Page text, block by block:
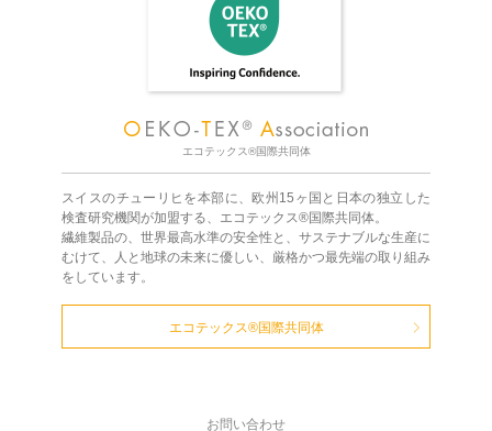
エコテックス®国際共同体
スイスのチューリヒを本部に、欧州15ヶ国と日本の独立した
検査研究機関が加盟する、エコテックス®国際共同体。
繊維製品の、世界最高水準の安全性と、サステナブルな生産に
むけて、人と地球の未来に優しい、厳格かつ最先端の取り組み
をしています。
エコテックス®国際共同体
お問い合わせ